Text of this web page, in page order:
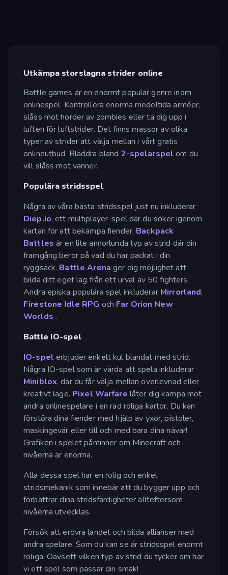
Utkämpa storslagna strider online
Battle games är en enormt populär genre inom
onlinespel. Kontrollera enorma medeltida arméer,
slåss mot horder av zombies eller ta dig upp i
luften för luftstrider. Det finns massor av olika
typer av strider att välja mellan i vårt gratis
onlineutbud. Bläddra bland 2-spelarspel om du
vill slåss mot vänner.
Populära stridsspel
Några av våra bästa stridsspel just nu inkluderar
Diep.io, ett multiplayer-spel där du söker igenom
kartan för att bekämpa fiender. Backpack
Battles är en lite annorlunda typ av strid där din
framgång beror på vad du har packat i din
ryggsäck. Battle Arena ger dig möjlighet att
bilda ditt eget lag från ett urval av 50 fighters.
Andra episka populära spel inkluderar Mirrorland,
Firestone Idle RPG och Far Orion New
Worlds .
Battle IO-spel
IO-spel erbjuder enkelt kul blandat med strid.
Några IO-spel som är värda att spela inkluderar
Miniblox, där du får välja mellan överlevnad eller
kreativt läge. Pixel Warfare låter dig kämpa mot
andra onlinespelare i en rad roliga kartor. Du kan
förstöra dina fiender med hjälp av yxor, pistoler,
maskingevär eller till och med bara dina nävar!
Grafiken i spelet påminner om Minecraft och
nivåerna är enorma.
Alla dessa spel har en rolig och enkel
stridsmekanik som innebär att du bygger upp och
förbättrar dina stridsfärdigheter allteftersom
nivåerna utvecklas.
Försök att erövra landet och bilda allianser med
andra spelare. Som du kan se är stridsspel enormt
roliga. Oavsett vilken typ av strid du tycker om har
vi ett spel som passar din smak!